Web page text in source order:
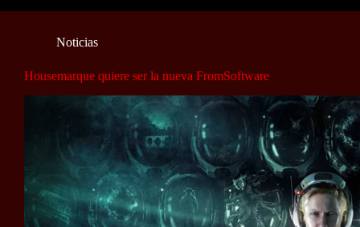
Noticias
Housemarque quiere ser la nueva FromSoftware